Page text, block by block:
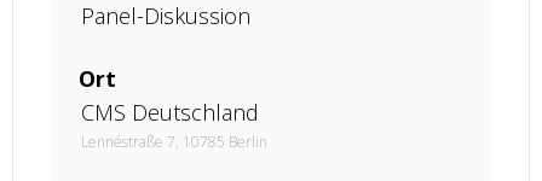
Panel-Diskussion
Ort
CMS Deutschland
Lennéstraße 7, 10785 Berlin